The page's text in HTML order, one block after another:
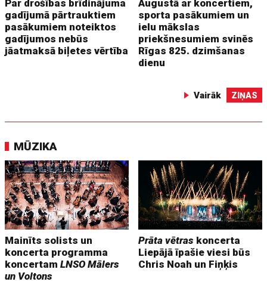
Par drošības brīdinājuma
gadījumā pārtrauktiem
pasākumiem noteiktos
gadījumos nebūs
jāatmaksā biļetes vērtība
Augustā ar koncertiem,
sporta pasākumiem un
ielu mākslas
priekšnesumiem svinēs
Rīgas 825. dzimšanas
dienu
Vairāk ZIŅAS
MŪZIKA
Mainīts solists un
koncerta programma
koncertamLNSO Mālers
un Voltons
Prāta vētras koncerta
Liepājā īpašie viesi būs
Chris Noah un Fiņķis